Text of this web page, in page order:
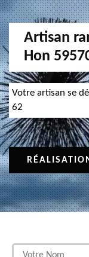
Artisan
Hon
Votre artisan se
62